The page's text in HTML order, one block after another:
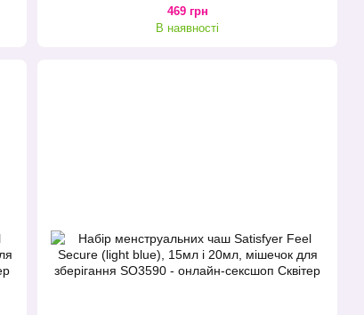
469 грн
В наявності